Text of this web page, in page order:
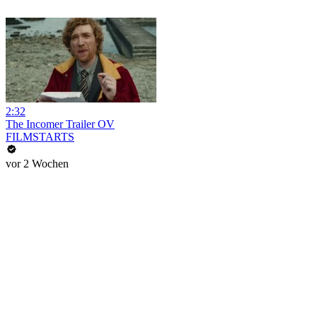
2:32
The Incomer Trailer OV
FILMSTARTS
vor 2 Wochen